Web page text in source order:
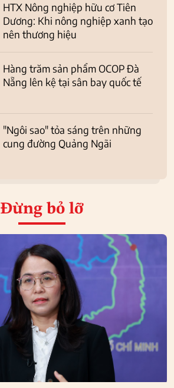
HTX Nông nghiệp hữu cơ Tiên
Dương: Khi nông nghiệp xanh tạo
nên thương hiệu
Hàng trăm sản phẩm OCOP Đà
Nẵng lên kệ tại sân bay quốc tế
"Ngôi sao" tỏa sáng trên những
cung đường Quảng Ngãi
Đừng bỏ lỡ